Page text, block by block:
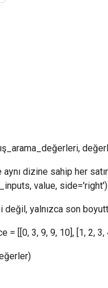
dizine sahip her
value,
yalnızca son
[[0, 3, 9, 9, 10], [1, 2, 3,